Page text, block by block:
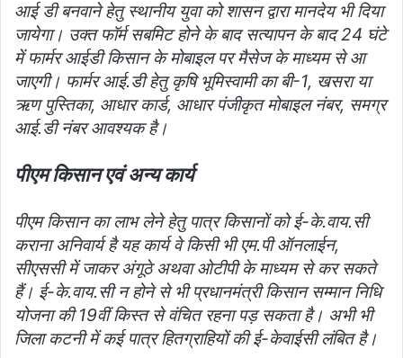
आई डी बनवाने हेतु स्थानीय युवा को शासन द्वारा मानदेय भी दिया
जायेगा। उक्त फॉर्म सबमिट होने के बाद सत्यापन के बाद 24 घंटे
में फार्मर आईडी किसान के मोबाइल पर मैसेज के माध्यम से आ
जाएगी। फार्मर आई.डी हेतु कृषि भूमिस्वामी का बी-1, खसरा या
ऋण पुस्तिका, आधार कार्ड, आधार पंजीकृत मोबाइल नंबर, समग्र
आई.डी नंबर आवश्यक है।
पीएम किसान एवं अन्य कार्य
पीएम किसान का लाभ लेने हेतु पात्र किसानों को ई-के.वाय.सी
कराना अनिवार्य है यह कार्य वे किसी भी एम.पी ऑनलाईन,
सीएससी में जाकर अंगूठे अथवा ओटीपी के माध्यम से कर सकते
हैं। ई-के.वाय.सी न होने से भी प्रधानमंत्री किसान सम्मान निधि
योजना की 19वीं किस्त से वंचित रहना पड़ सकता है। अभी भी
जिला कटनी में कई पात्र हितग्राहियों की ई-केवाईसी लंबित है।